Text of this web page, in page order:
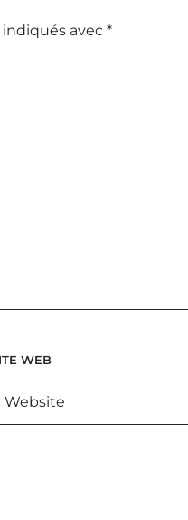
avec *
WEB